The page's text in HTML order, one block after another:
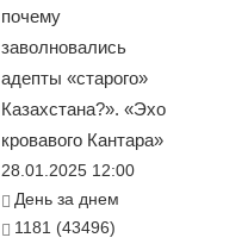
почему
заволновались
адепты «старого»
Казахстана?». «Эхо
кровавого Кантара»
28.01.2025 12:00
День за днем
1181 (43496)